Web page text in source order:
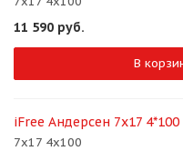
11 590 руб.
В
iFree Андерсен 7x17
7x17 4x100